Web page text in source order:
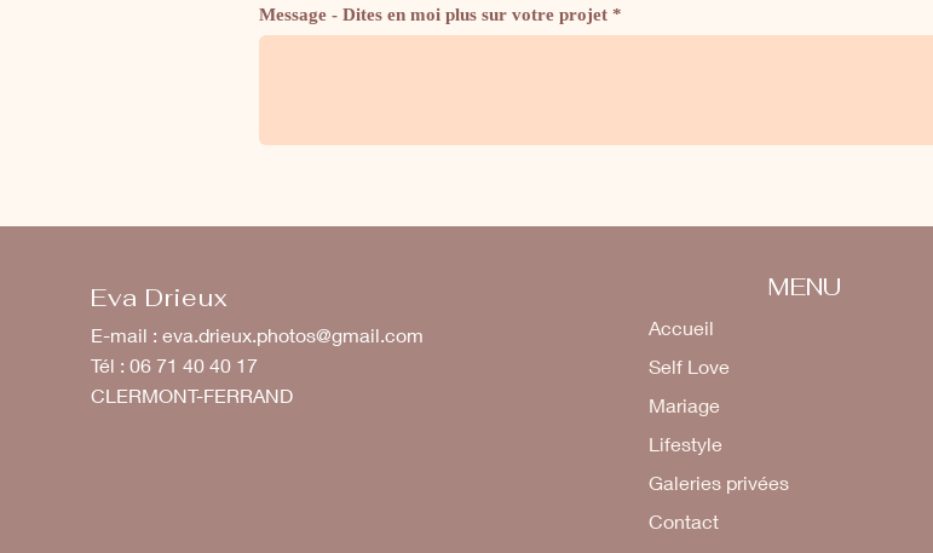
Message - Dites en moi plus sur votre projet
Eva Drieux
E-mail : eva.drieux.photos@gmail.com
Tél : 06 71 40 40 17
CLERMONT-FERRAND
MENU
Accueil
Self Love
Mariage
Lifestyle
Galeries privées
Contact